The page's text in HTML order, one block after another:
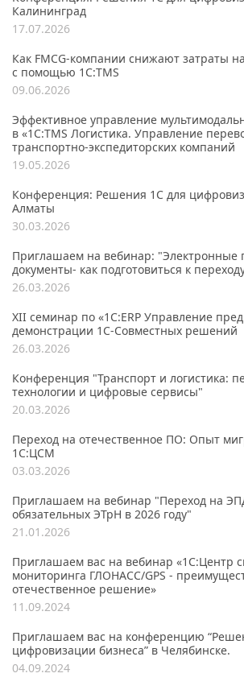
Калининград
17.07.2026
Как FMCG-компании снижают затраты
с помощью 1С:TMS
09.06.2026
Эффективное управление
в «1С:TMS Логистика. Управление
транспортно-экспедиторских компаний
19.05.2026
Конференция: Решения 1С для
Алматы
30.03.2026
Приглашаем на вебинар: "Электронные
документы- как подготовиться к
26.03.2026
XII семинар по «1С:ERP Управление
демонстрации 1C-Совместных решений
26.03.2026
Конференция "Транспорт и логистика:
технологии и цифровые сервисы"
20.03.2026
Переход на отечественное ПО: Опыт
1С:ЦСМ
03.03.2026
Приглашаем на вебинар "Переход на
обязательных ЭТрН в 2026 году"
21.01.2026
Приглашаем вас на вебинар «1С:Центр
мониторинга ГЛОНАСС/GPS -
отечественное решение»
11.09.2024
Приглашаем вас на конференцию
цифровизации бизнеса” в Челябинске.
04.09.2024